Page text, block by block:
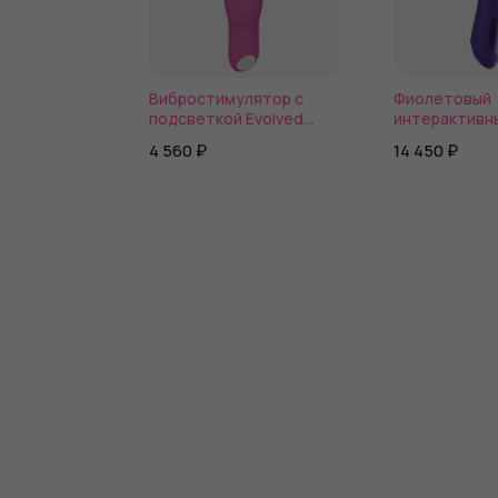
Вибростимулятор с
подсветкой Evolved
4 560 ₽
Фиолетовый
14 450 ₽